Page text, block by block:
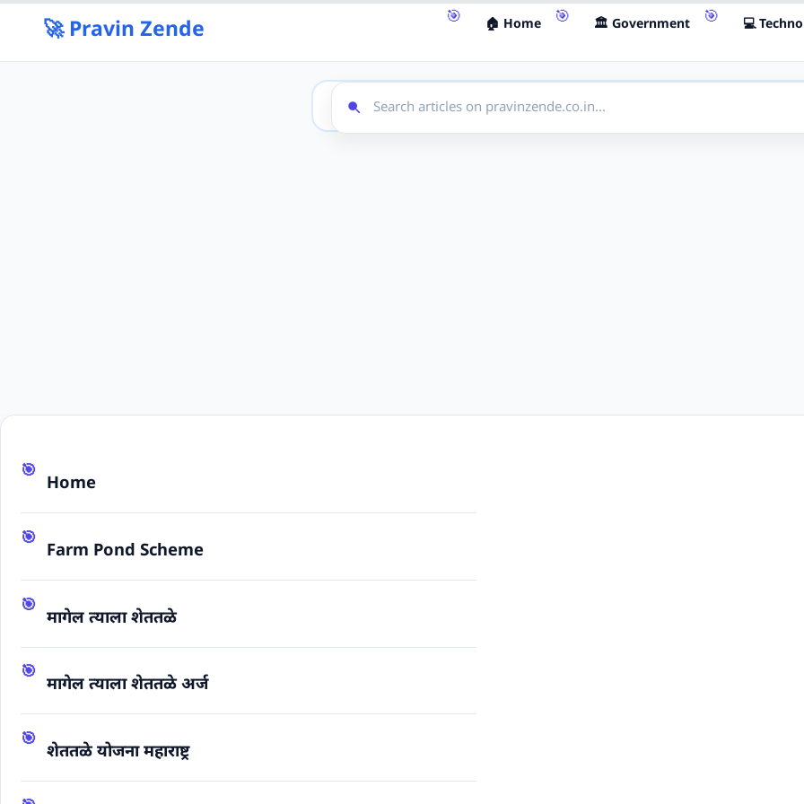
🚀 Pravin Zende 🏠 Home 🏛 Government 💻
Home
Farm Pond Scheme
मागेल त्याला शेततळे
मागेल त्याला शेततळे अर्ज
शेततळे योजना महाराष्ट्र